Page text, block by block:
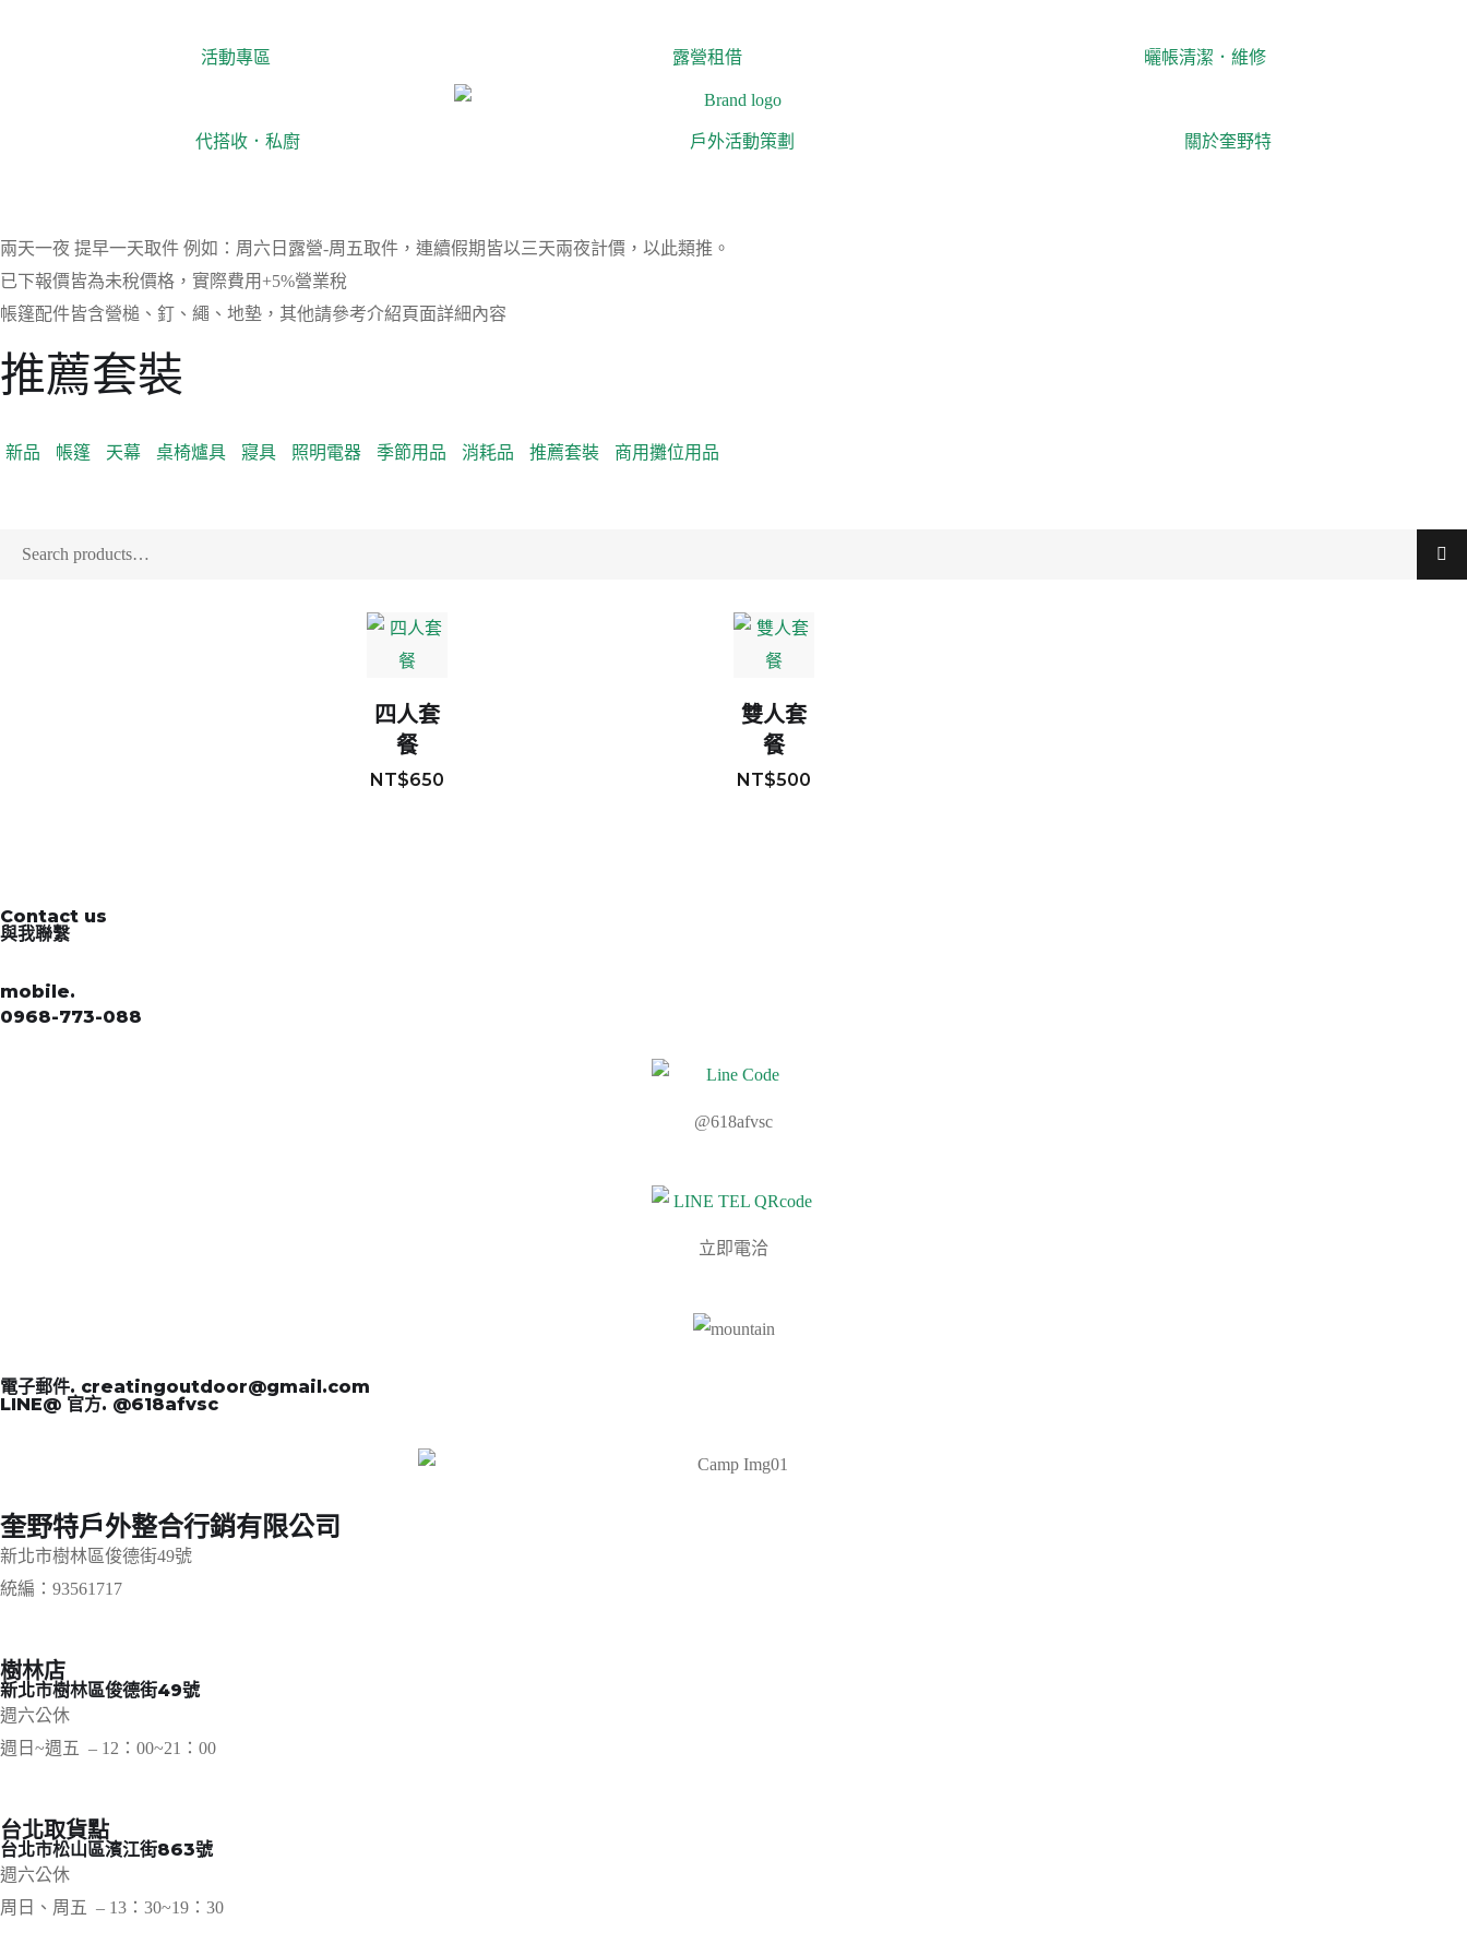
活動專區 露營租借 曬帳清潔．維修
代搭收．私廚 戶外活動策劃 關於奎野特
兩天一夜 提早一天取件 例如：周六日露營-周五取件，連續假期皆以三天兩夜計價，以此類推。
已下報價皆為未稅價格，實際費用+5%營業稅
帳篷配件皆含營槌、釘、繩、地墊，其他請參考介紹頁面詳細內容
推薦套裝
新品 帳篷 天幕 桌椅爐具 寢具 照明電器 季節用品 消耗品 推薦套裝 商用攤位用品
四人套
餐
NT$650
雙人套
餐
NT$500
Contact us
與我聯繫
mobile.
0968-773-088
@618afvsc
立即電洽
電子郵件. creatingoutdoor@gmail.com
LINE@ 官方. @618afvsc
奎野特戶外整合行銷有限公司
新北市樹林區俊德街49號
統編：93561717
樹林店
新北市樹林區俊德街49號
週六公休
週日~週五 – 12：00~21：00
台北取貨點
台北市松山區濱江街863號
週六公休
周日、周五 – 13：30~19：30